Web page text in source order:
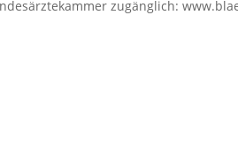
zugänglich: